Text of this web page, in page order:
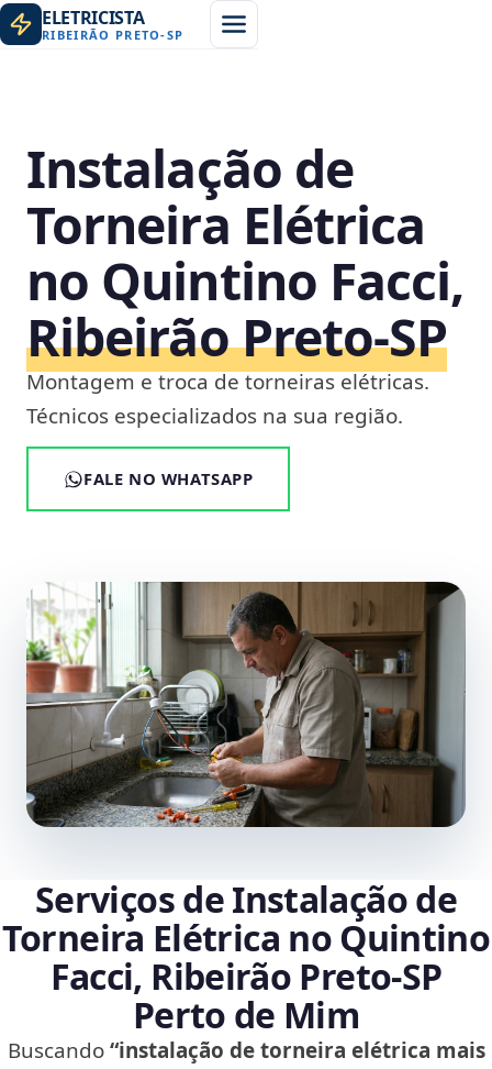
ELETRICISTA
RIBEIRÃO PRETO-SP
Instalação de
Torneira Elétrica
no Quintino Facci,
Ribeirão Preto‑SP
Montagem e troca de torneiras elétricas.
Técnicos especializados na sua região.
FALE NO WHATSAPP
Serviços de Instalação de
Torneira Elétrica no Quintino
Facci, Ribeirão Preto‑SP
Perto de Mim
Buscando“instalação de torneira elétrica mais